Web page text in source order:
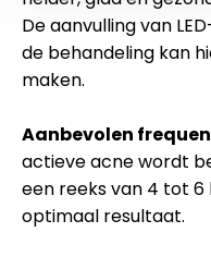
De aanvulling van
de behandeling kan
maken.
Aanbevolen
actieve acne wordt
een reeks van 4 tot
optimaal resultaat.